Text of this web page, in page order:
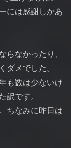
には感謝しかあ
らなかったり、
ダメでした。
も数は少ないけ
訳です。
ちなみに昨日は